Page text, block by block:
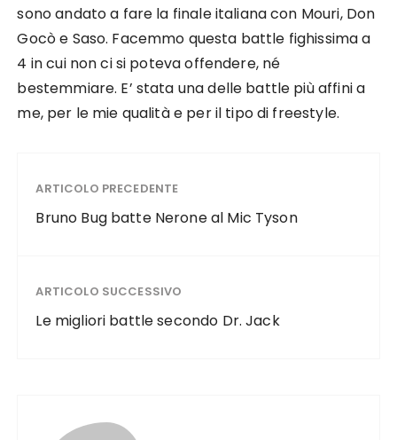
sono andato a fare la finale italiana con Mouri, Don
Gocò e Saso. Facemmo questa battle fighissima a
4 in cui non ci si poteva offendere, né
bestemmiare. E’ stata una delle battle più affini a
me, per le mie qualità e per il tipo di freestyle.
ARTICOLO PRECEDENTE
Bruno Bug batte Nerone al Mic Tyson
ARTICOLO SUCCESSIVO
Le migliori battle secondo Dr. Jack